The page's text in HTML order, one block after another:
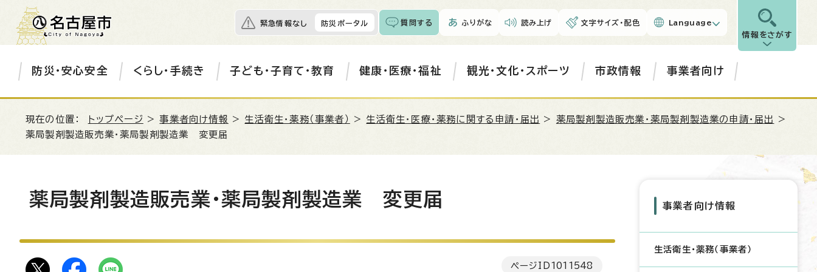
緊急情報なし 防災ポータル 質問する ふりがな 読み上げ 文字サイズ・配色 Language
情報をさがす
防災・安心安全 くらし・手続き 子ども・子育て・教育 健康・医療・福祉 観光・文化・スポーツ 市政情報 事業者向け
現在の位置： トップページ >事業者向け情報 > 生活衛生・薬務（事業者） > 生活衛生・医療・薬務に関する申請・届出 > 薬局製剤製造販売業・薬局製剤製造業の申請・届出
>
薬局製剤製造販売業・薬局製剤製造業 変更届
薬局製剤製造販売業・薬局製剤製造業 変更届
ページID 1011548
事業者向け情報
生活衛生・薬務（事業者）